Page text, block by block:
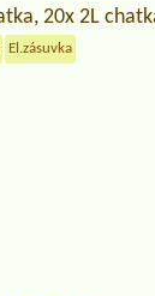
20x 2L
El.zásuvka